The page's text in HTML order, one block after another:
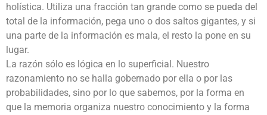
holística. Utiliza una fracción tan grande como se pueda del
total de la información, pega uno o dos saltos gigantes, y si
una parte de la información es mala, el resto la pone en su
lugar.
La razón sólo es lógica en lo superficial. Nuestro
razonamiento no se halla gobernado por ella o por las
probabilidades, sino por lo que sabemos, por la forma en
que la memoria organiza nuestro conocimiento y la forma